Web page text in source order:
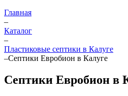
Главная
–
Каталог
–
Пластиковые септики в Калуге
–Септики Евробион в Калуге
Септики Евробион в